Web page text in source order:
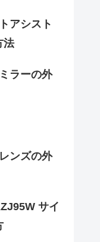
アシスト
法
ラーの外
ンズの外
サイ